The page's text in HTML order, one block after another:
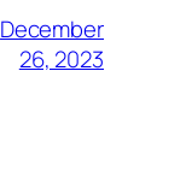
December
26, 2023